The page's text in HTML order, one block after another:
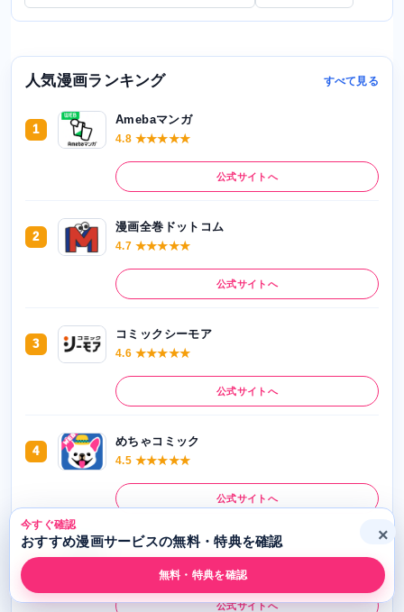
人気漫画ランキング すべて見る
1
Amebaマンガ
4.8 ★★★★★
公式サイトへ
2
漫画全巻ドットコム
4.7 ★★★★★
公式サイトへ
3
コミックシーモア
4.6 ★★★★★
公式サイトへ
4
めちゃコミック
4.5 ★★★★★
公式サイトへ
5
dブック
4.4 ★★★★★
公式サイトへ
今すぐ確認
おすすめ漫画サービスの無料・特典を確認
無料・特典を確認
×